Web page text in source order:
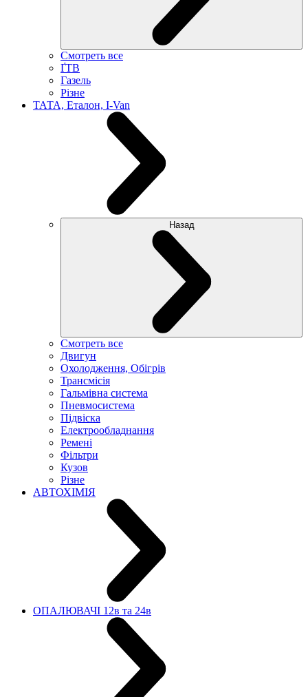
Смотреть все
ҐТВ
Газель
Різне
ТАТА, Еталон, I-Van
Назад
Смотреть все
Двигун
Охолодження, Обігрів
Трансмісія
Гальмівна система
Пневмосистема
Підвіска
Електрообладнання
Ремені
Фільтри
Кузов
Різне
АВТОХІМІЯ
ОПАЛЮВАЧІ 12в та 24в